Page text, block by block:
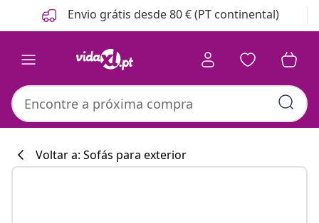
Anterior
Seguinte Envio grátis desde 80 € (PT continental)
Voltar a: Sofás para exterior